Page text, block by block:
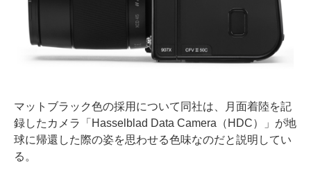
マットブラック色の採用について同社は、月面着陸を記
録したカメラ「Hasselblad Data Camera（HDC）」が地
球に帰還した際の姿を思わせる色味なのだと説明してい
る。